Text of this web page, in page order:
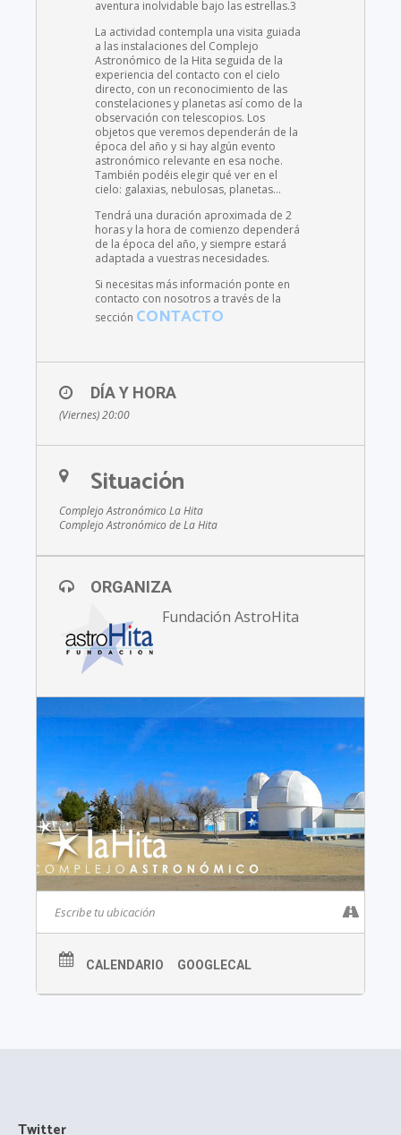
aventura inolvidable bajo las estrellas.3
La actividad contempla una visita guiada
a las instalaciones del Complejo
Astronómico de la Hita seguida de la
experiencia del contacto con el cielo
directo, con un reconocimiento de las
constelaciones y planetas así como de la
observación con telescopios. Los
objetos que veremos dependerán de la
época del año y si hay algún evento
astronómico relevante en esa noche.
También podéis elegir qué ver en el
cielo: galaxias, nebulosas, planetas…
Tendrá una duración aproximada de 2
horas y la hora de comienzo dependerá
de la época del año, y siempre estará
adaptada a vuestras necesidades.
Si necesitas más información ponte en
contacto con nosotros a través de la
sección CONTACTO
DÍA Y HORA
(Viernes) 20:00
Situación
Complejo Astronómico La Hita
Complejo Astronómico de La Hita
ORGANIZA
Fundación AstroHita
CALENDARIO GOOGLECAL